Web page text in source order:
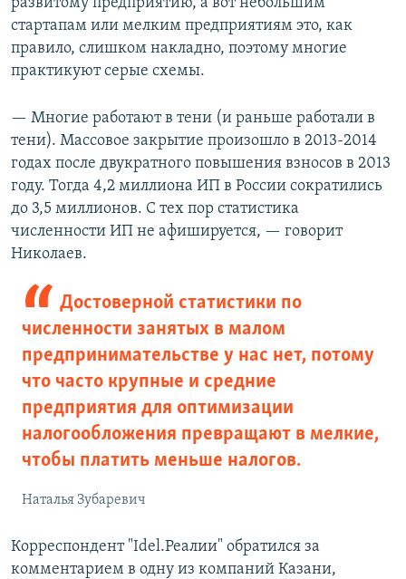
стартапам или мелким предприятиям это, как
правило, слишком накладно, поэтому многие
практикуют серые схемы.
— Многие работают в тени (и раньше работали в
тени). Массовое закрытие произошло в 2013-2014
годах после двукратного повышения взносов в 2013
году. Тогда 4,2 миллиона ИП в России сократились
до 3,5 миллионов. С тех пор статистика
численности ИП не афишируется, — говорит
Николаев.
Достоверной статистики по
численности занятых в малом
предпринимательстве у нас нет, потому
что часто крупные и средние
предприятия для оптимизации
налогообложения превращают в мелкие,
чтобы платить меньше налогов.
Наталья Зубаревич
Корреспондент "Idel.Реалии" обратился за
комментарием в одну из компаний Казани,